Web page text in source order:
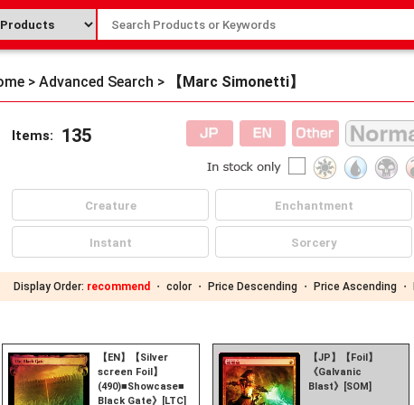
> Advanced Search > 【Marc Simonetti】
Items: 135
Creature Enchantment
Instant Sorcery
Display Order: recommend ・ color ・ Price Descending ・ Price Ascending ・
【EN】【Silver
screen Foil】
(490)■Showcase■《The
Black Gate》[LTC]
【JP】【Foil】
《Galvanic
Blast》[SOM]